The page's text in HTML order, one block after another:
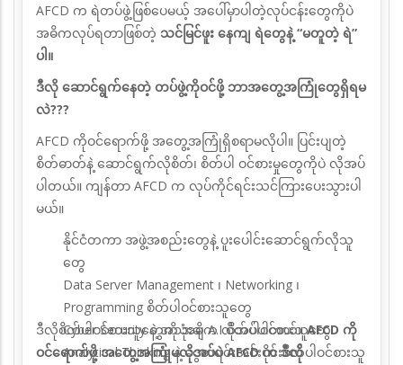
AFCD က ရဲတပ်ဖွဲ့ဖြစ်ပေမယ့် အပေါ်မှာပါတဲ့လုပ်ငန်းတွေကိုပဲ
အဓိကလုပ်ရတာဖြစ်တဲ့ သင်မြင်ဖူး နေကျ ရဲတွေနဲ့ “မတူတဲ့ ရဲ”
ပါ။
ဒီလို ဆောင်ရွက်နေတဲ့ တပ်ဖွဲ့ကိုဝင်ဖို့ ဘာအတွေ့အကြုံတွေရှိရမ
လဲ???
AFCD ကိုဝင်ရောက်ဖို့ အတွေ့အကြုံရှိစရာမလိုပါ။ ပြင်းပျတဲ့
စိတ်ဓာတ်နဲ့ ဆောင်ရွက်လိုစိတ်၊ စိတ်ပါ ဝင်စားမှုတွေကိုပဲ လိုအပ်
ပါတယ်။ ကျန်တာ AFCD က လုပ်ကိုင်ရင်းသင်ကြားပေးသွားပါ
မယ်။
နိုင်ငံတကာ အဖွဲ့အစည်းတွေနဲ့ ပူးပေါင်းဆောင်ရွက်လိုသူ
တွေ
Data Server Management ၊ Networking ၊
Programming စိတ်ပါဝင်စားသူတွေ
Cyber Security နဲ့ အသုံးချ A.I စိတ်ပါဝင်စားသူတွေ
Analytical Thinking နဲ့ ငွေစာရင်းအင်းပိုင်းစိတ်ပါဝင်စားသူ
ဒီလိုစိတ်ပါဝင်စားသူတွေကို အဓိက လိုအပ်ပါတယ်။AFCD ကို
ဝင်ရောက်ဖို့ အတွေ့အကြုံမလိုအပ်ပဲ AFCD က ဒီလို